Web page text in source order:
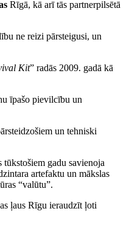
Rīgā, kā arī tās partnerpilsētā
ne reizi pārsteigusi, un
Kit” radās 2009. gadā kā
īpašo pievilcību un
un tehniski
gadu savienoja
artefaktu un mākslas
“valūtu”.
ļaus Rīgu ieraudzīt ļoti